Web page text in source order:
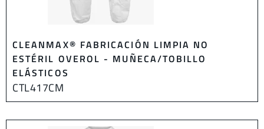
CLEANMAX® FABRICACIÓN LIMPIA NO
ESTÉRIL OVEROL - MUÑECA/TOBILLO
ELÁSTICOS
CTL417CM